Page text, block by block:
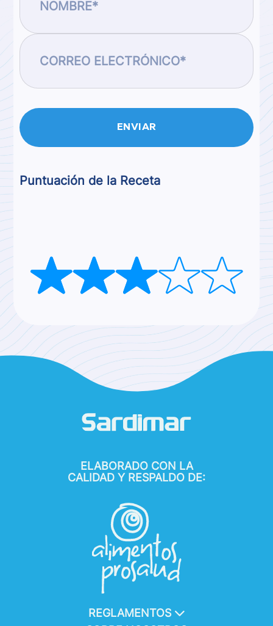
Puntuación de la Receta
ELABORADO CON LA
CALIDAD Y RESPALDO DE:
REGLAMENTOS